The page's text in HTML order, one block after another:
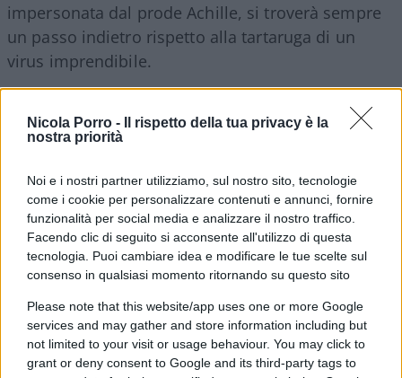
Nicola Porro -
Il rispetto della tua privacy è la
nostra priorità
Noi e i nostri partner utilizziamo, sul nostro sito, tecnologie
come i cookie per personalizzare contenuti e annunci, fornire
funzionalità per social media e analizzare il nostro traffico.
Facendo clic di seguito si acconsente all'utilizzo di questa
tecnologia. Puoi cambiare idea e modificare le tue scelte sul
consenso in qualsiasi momento ritornando su questo sito
Please note that this website/app uses one or more Google
services and may gather and store information including but
not limited to your visit or usage behaviour. You may click to
grant or deny consent to Google and its third-party tags to
impersonata dal prode Achille, si troverà sempre
un passo indietro rispetto alla tartaruga di un
virus imprendibile.
In pratica, l’ennesima profezia di Pregliascosi
basa su due elementi: il primo, relativo
grado di azzeccarlo anche il mio edicolante, dal
momento che questo è ciò che accade da sempre
nella stagione fredda. Mentre per quanto riguarda
maggiore patogenicità del Covid-19rispetto
alla prossima influenza stagionale, i cui effetti
ancora non conosciamo, è tutta da dimostrare.